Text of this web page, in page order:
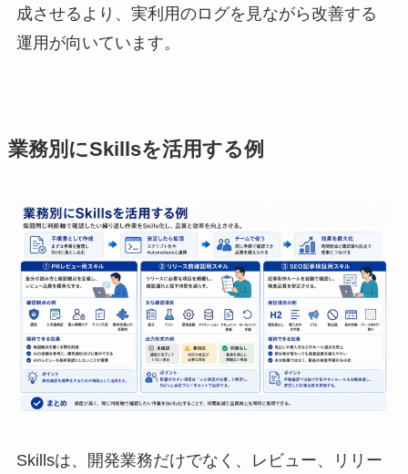
成させるより、実利用のログを見ながら改善する
運用が向いています。
業務別にSkillsを活用する例
Skillsは、開発業務だけでなく、レビュー、リリー